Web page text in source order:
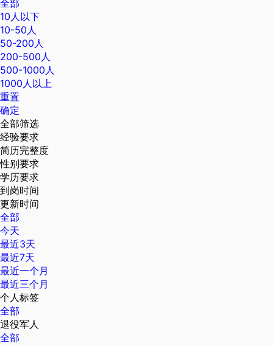
全部
10人以下
10-50人
50-200人
200-500人
500-1000人
1000人以上
重置
确定
全部筛选
经验要求
简历完整度
性别要求
学历要求
到岗时间
更新时间
全部
今天
最近3天
最近7天
最近一个月
最近三个月
个人标签
全部
退役军人
全部